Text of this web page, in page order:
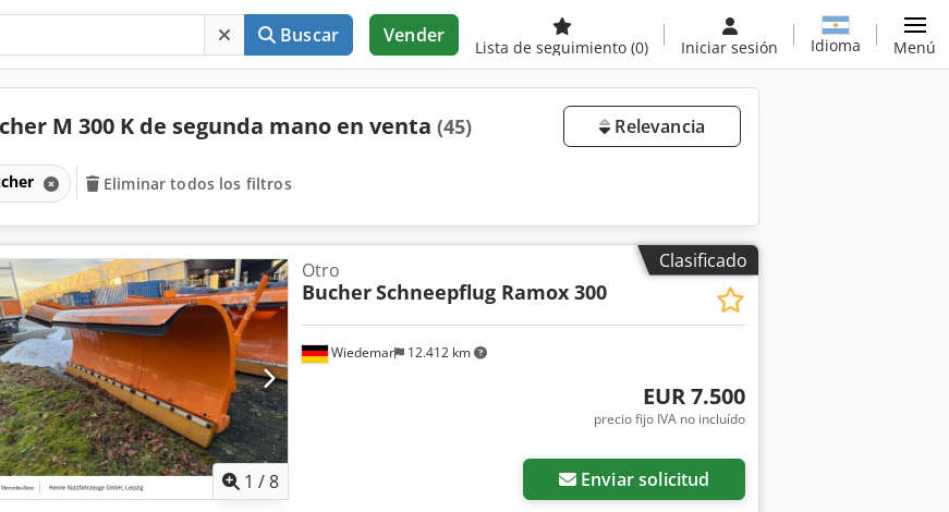
Buscar Vender
Lista de seguimiento (0) Iniciar sesión Idioma Menú
M 300 K de segunda mano en venta (45) Relevancia
Eliminar todos los filtros
Clasificado
1 /8
Wiedemar 12.412 km
Otro
BucherSchneepflug Ramox 300
EUR 7.500
precio fijo IVA no incluído
Enviar solicitud